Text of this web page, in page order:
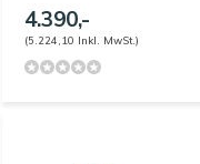
4.390,-
(5.224,10 Inkl. MwSt.)